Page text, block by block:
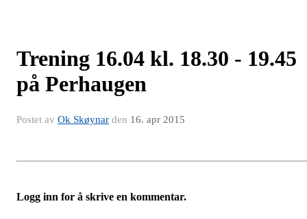
Trening 16.04 kl. 18.30 - 19.45
på Perhaugen
Postet av Ok Skøynar den 16. apr 2015
Logg inn for å skrive en kommentar.